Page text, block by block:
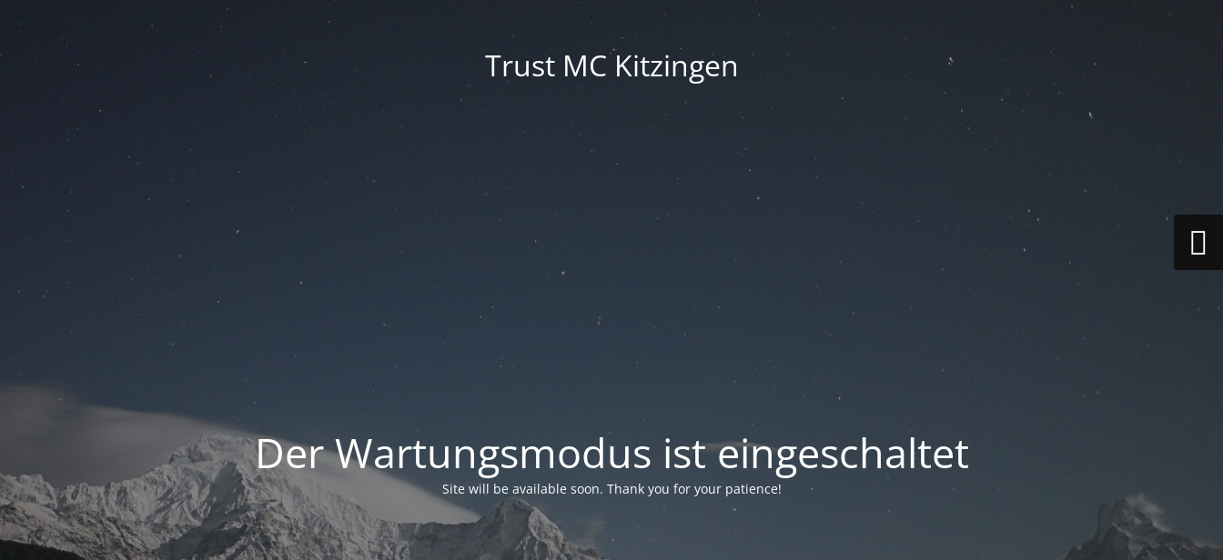
Trust MC Kitzingen
Der Wartungsmodus ist eingeschaltet
Site will be available soon. Thank you for your patience!